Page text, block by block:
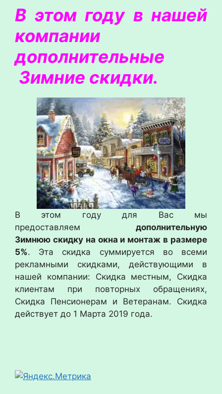
В этом году в нашей
компании
дополнительные
Зимние скидки.
В этом году для Вас мы
предоставляем дополнительную
Зимнюю скидку на окна и монтаж в размере
5%. Эта скидка суммируется во всеми
рекламными скидками, действующими в
нашей компании: Скидка местным, Скидка
клиентам при повторных обращениях,
Скидка Пенсионерам и Ветеранам. Скидка
действует до 1 Марта 2019 года.